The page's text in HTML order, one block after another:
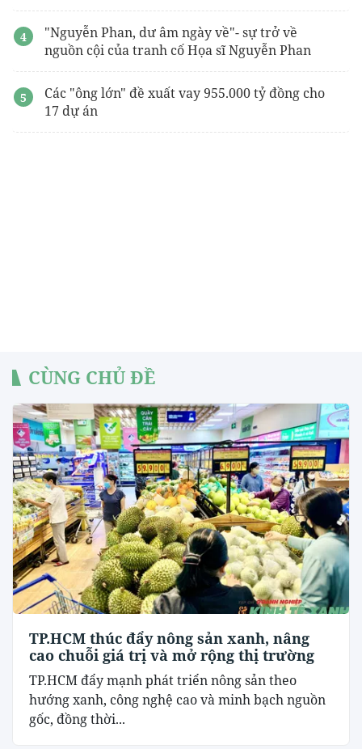
"Nguyễn Phan, dư âm ngày về"- sự trở về
nguồn cội của tranh cố Họa sĩ Nguyễn Phan
Các "ông lớn" đề xuất vay 955.000 tỷ đồng cho
17 dự án
CÙNG CHỦ ĐỀ
TP.HCM thúc đẩy nông sản xanh, nâng
cao chuỗi giá trị và mở rộng thị trường
TP.HCM đẩy mạnh phát triển nông sản theo
hướng xanh, công nghệ cao và minh bạch nguồn
gốc, đồng thời...